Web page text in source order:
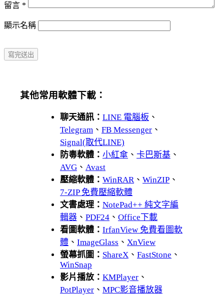
留言 *
顯示名稱
其他常用軟體下載：
聊天通訊： LINE 電腦板 、
Telegram 、 FB Messenger 、
Signal(取代LINE)
防毒軟體： 小紅傘 、 卡巴斯基 、
AVG 、 Avast
壓縮軟體： WinRAR、 WinZIP 、
7-ZIP 免費壓縮軟體
文書處理： NotePad++ 純文字編
輯器 、 PDF24 、 Office下載
看圖軟體： IrfanView 免費看圖軟
體 、 ImageGlass 、 XnView
螢幕抓圖： ShareX 、 FastStone 、
WinSnap
影片播放： KMPlayer 、
PotPlayer 、 MPC影音播放器